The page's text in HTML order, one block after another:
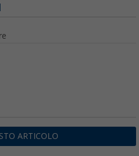
ARTICOLO